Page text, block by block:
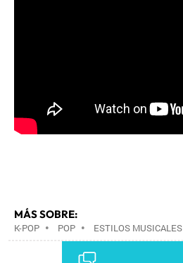
MÁS SOBRE:
K-POP • POP • ESTILOS MUSICALES